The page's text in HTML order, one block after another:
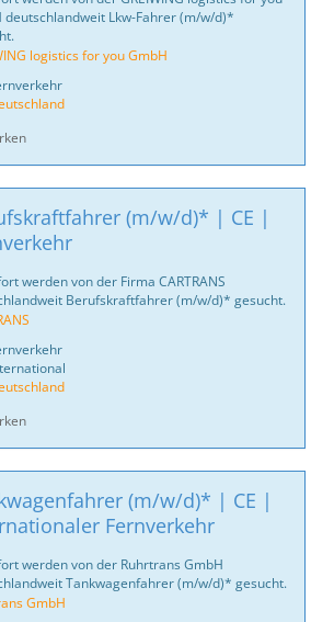
deutschlandweit Lkw-Fahrer (m/w/d)*
logistics for you GmbH
(m/w/d)* | CE |
werden von der Firma CARTRANS
Berufskraftfahrer (m/w/d)* gesucht.
(m/w/d)* | CE |
Fernverkehr
werden von der Ruhrtrans GmbH
Tankwagenfahrer (m/w/d)* gesucht.
GmbH